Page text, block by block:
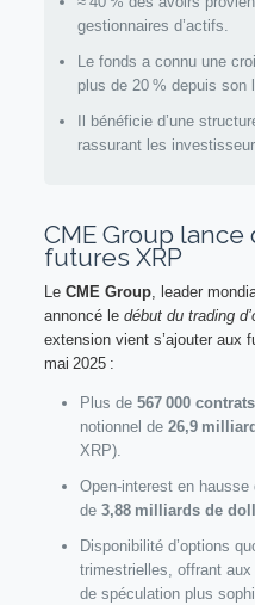
gestionnaires d’actifs.
Le fonds a connu une
plus de 20 % depuis son
Il bénéficie d’une
rassurant les
CME Group
futures XRP
Le CME Group, leader
annoncé le début du trading
extension vient s’ajouter aux
mai 2025 :
Plus de 567 000 contrats
notionnel de 26,9
XRP).
Open‑interest en
de 3,88 milliards de
Disponibilité d’options
trimestrielles, offrant
de spéculation plus